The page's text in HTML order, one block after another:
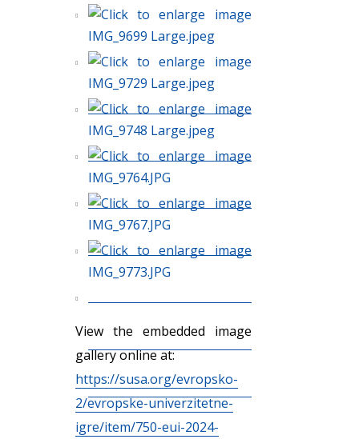
View the embedded image
gallery online at:
https://susa.org/evropsko-
2/evropske-univerzitetne-
igre/item/750-eui-2024-